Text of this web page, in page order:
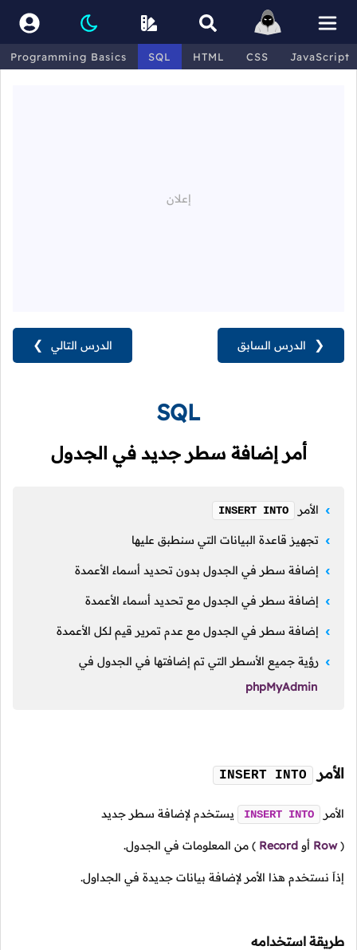
Programming Basics SQL HTML CSS JavaScript
الدرس التالي ❯ ❮ الدرس السابق
SQL
أمر إضافة سطر جديد في الجدول
الأمر INSERT INTO
تجهيز قاعدة البيانات التي سنطبق عليها
إضافة سطر في الجدول بدون تحديد أسماء الأعمدة
إضافة سطر في الجدول مع تحديد أسماء الأعمدة
إضافة سطر في الجدول مع عدم تمرير قيم لكل الأعمدة
رؤية جميع الأسطر التي تم إضافتها في الجدول في
phpMyAdmin
الأمر INSERT INTO
الأمر INSERT INTO يستخدم لإضافة سطر جديد
(
Row أو Record
) من المعلومات في الجدول.
إذاَ نستخدم هذا الأمر لإضافة بيانات جديدة في الجداول.
طريقة استخدامه